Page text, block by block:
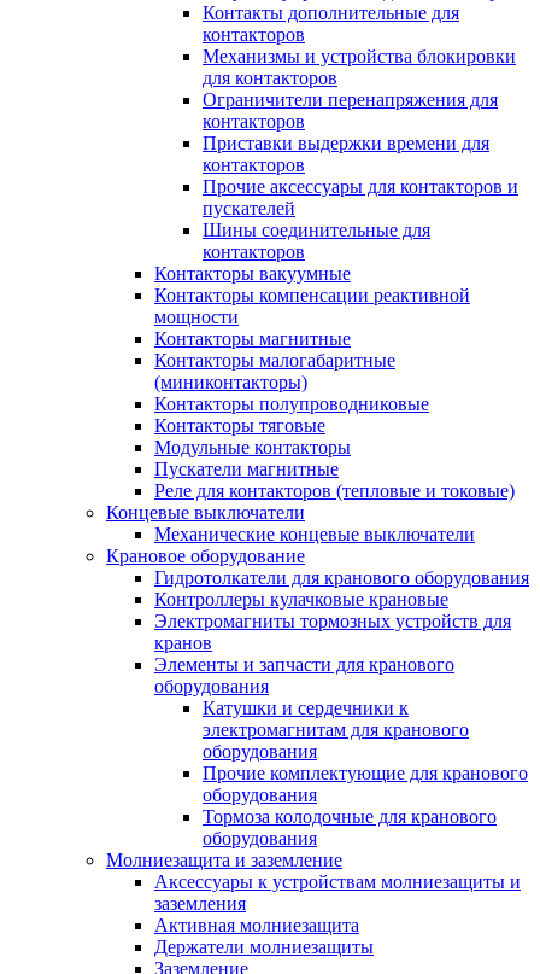
Контакты дополнительные для
контакторов
Механизмы и устройства блокировки
для контакторов
Ограничители перенапряжения для
контакторов
Приставки выдержки времени для
контакторов
Прочие аксессуары для контакторов и
пускателей
Шины соединительные для
контакторов
Контакторы вакуумные
Контакторы компенсации реактивной
мощности
Контакторы магнитные
Контакторы малогабаритные
(миниконтакторы)
Контакторы полупроводниковые
Контакторы тяговые
Модульные контакторы
Пускатели магнитные
Реле для контакторов (тепловые и токовые)
Концевые выключатели
Механические концевые выключатели
Крановое оборудование
Гидротолкатели для кранового оборудования
Контроллеры кулачковые крановые
Электромагниты тормозных устройств для
кранов
Элементы и запчасти для кранового
оборудования
Катушки и сердечники к
электромагнитам для кранового
оборудования
Прочие комплектующие для кранового
оборудования
Тормоза колодочные для кранового
оборудования
Молниезащита и заземление
Аксессуары к устройствам молниезащиты и
заземления
Активная молниезащита
Держатели молниезащиты
Заземление